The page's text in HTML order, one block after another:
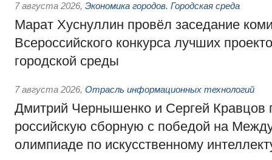
7 августа 2026, Экономика городов. Городская среда
Марат Хуснуллин провёл заседание
Всероссийского конкурса лучших
городской среды
7 августа 2026, Отрасль информационных технологий
Дмитрий Чернышенко и Сергей Кравцов
российскую сборную с победой на
олимпиаде по искусственному